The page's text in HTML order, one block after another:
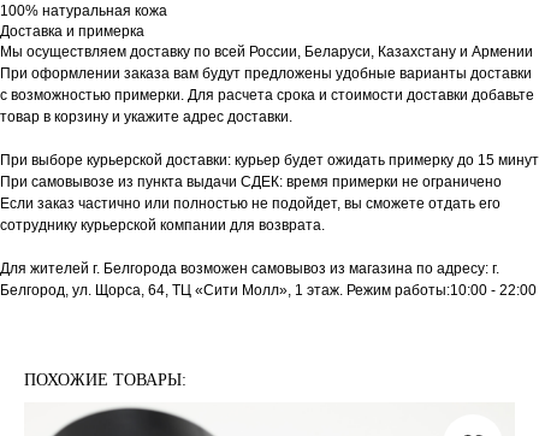
100% натуральная кожа
Доставка и примерка
Мы осуществляем доставку по всей России, Беларуси, Казахстану и Армении
При оформлении заказа вам будут предложены удобные варианты доставки
с возможностью примерки. Для расчета срока и стоимости доставки добавьте
товар в корзину и укажите адрес доставки.
При выборе курьерской доставки: курьер будет ожидать примерку до 15 минут
При самовывозе из пункта выдачи СДЕК: время примерки не ограничено
Если заказ частично или полностью не подойдет, вы сможете отдать его
сотруднику курьерской компании для возврата.
Для жителей г. Белгорода возможен самовывоз из магазина по адресу: г.
Белгород, ул. Щорса, 64, ТЦ «Сити Молл», 1 этаж. Режим работы:10:00 - 22:00
ПОХОЖИЕ ТОВАРЫ: